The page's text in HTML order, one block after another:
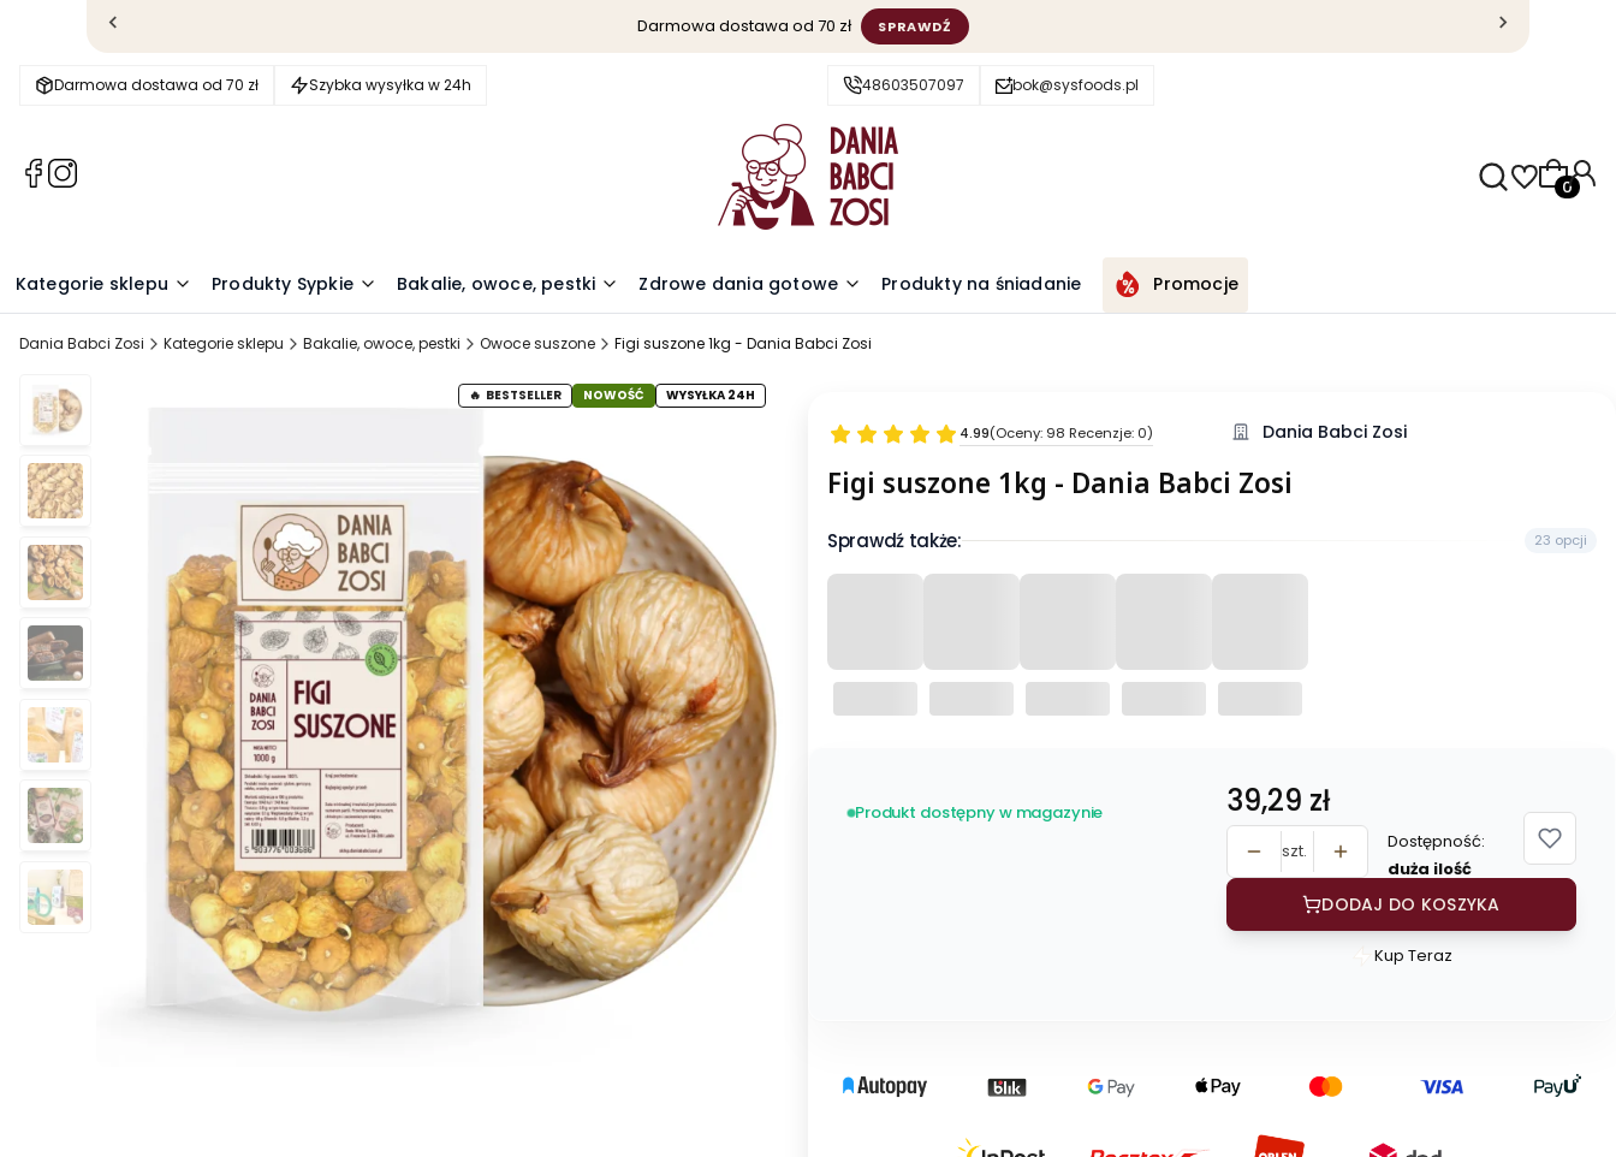
Darmowa dostawa od 70 zł SPRAWDŹ
Darmowa dostawa od 70 zł Szybka wysyłka w 24h 48603507097 bok@sysfoods.pl
(Otwiera
karcie)
(Otwiera
karcie)
Kategorie sklepu Produkty Sypkie Bakalie, owoce, pestki Zdrowe dania gotowe Produkty na śniadanie Promocje
Dania Babci Zosi Kategorie sklepu Bakalie, owoce, pestki Owoce suszone Figi suszone 1kg - Dania Babci Zosi
BESTSELLER NOWOŚĆ WYSYŁKA 24H
4.99(Oceny: 98 Recenzje: 0) Dania Babci Zosi
Figi suszone 1kg - Dania Babci Zosi
Sprawdź także: 23 opcji
Produkt dostępny w magazynie Cena
39,29 zł
szt.
Dostępność:
duża ilość
DODAJ DO KOSZYKA
Szybki
Figi
Kup Teraz